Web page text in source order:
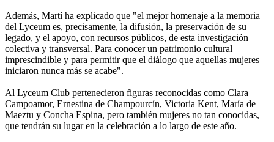
Además, Martí ha explicado que "el mejor homenaje a la memoria
del Lyceum es, precisamente, la difusión, la preservación de su
legado, y el apoyo, con recursos públicos, de esta investigación
colectiva y transversal. Para conocer un patrimonio cultural
imprescindible y para permitir que el diálogo que aquellas mujeres
iniciaron nunca más se acabe".
Al Lyceum Club pertenecieron figuras reconocidas como Clara
Campoamor, Ernestina de Champourcín, Victoria Kent, María de
Maeztu y Concha Espina, pero también mujeres no tan conocidas,
que tendrán su lugar en la celebración a lo largo de este año.